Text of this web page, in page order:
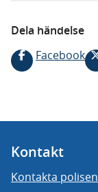
Dela händelse
Facebook
Kontakt
Kontakta polisen